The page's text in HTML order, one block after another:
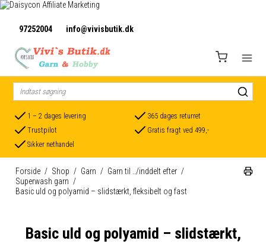
97252004 info@vivisbutik.dk
1 – 2 dages levering
365 dages returret
Trustpilot
Gratis fragt ved 499,-
Sikker nethandel
Forside / Shop / Garn / Garn til ../inddelt efter /
Superwash garn /
Basic uld og polyamid – slidstærkt, fleksibelt og fast
Basic uld og polyamid – slidstærkt,